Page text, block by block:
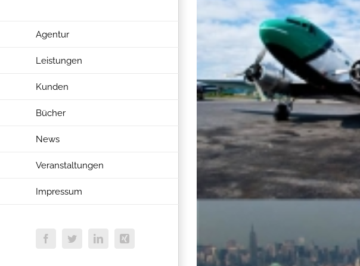
Agentur
Leistungen
Kunden
Bücher
News
Veranstaltungen
Impressum
FacebookTwitterLinkedInXing